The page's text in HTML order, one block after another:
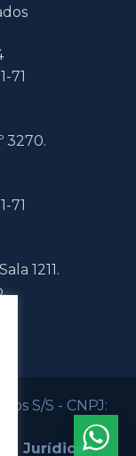
71
3270.
71
1211.
S/S - CNPJ:
Jurídico